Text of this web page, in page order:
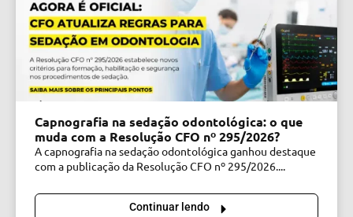
Capnografia na sedação odontológica: o que
muda com a Resolução CFO nº 295/2026?
A capnografia na sedação odontológica ganhou destaque
com a publicação da Resolução CFO nº 295/2026....
Continuar lendo